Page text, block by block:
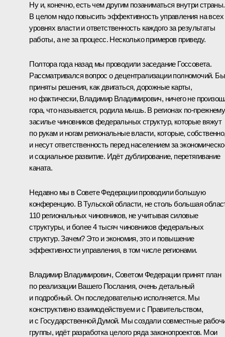
Ну и, конечно, есть чем другим позаниматься внутри страны.
В целом надо повысить эффективность управления на всех
уровнях власти и ответственность каждого за результаты
работы, а не за процесс. Несколько примеров приведу.
Полтора года назад мы проводили заседание Госсовета.
Рассматривался вопрос о децентрализации полномочий.
приняты решения, как двигаться, дорожные карты,
но фактически, Владимир Владимирович, ничего не
гора, что называется, родила мышь. В регионах по‑прежнему
засилье чиновников федеральных структур, которые вяжут
по рукам и ногам региональные власти, которые,
и несут ответственность перед населением за
и социальное развитие. Идёт дублирование, перетягивание
каната.
Недавно мы в Совете Федерации проводили большую
конференцию. В Тульской области, не столь большая
110 региональных чиновников, не учитывая силовые
структуры, и более 4 тысяч чиновников федеральных
структур. Зачем? Это и экономия, это и повышение
эффективности управления, в том числе регионами.
Владимир Владимирович, Советом Федерации принят план
по реализации Вашего Послания, очень детальный
и подробный. Он последовательно исполняется. Мы
конструктивно взаимодействуем и с Правительством,
и с Государственной Думой. Мы создали совместные
группы, идёт разработка целого ряда законопроектов. Мои